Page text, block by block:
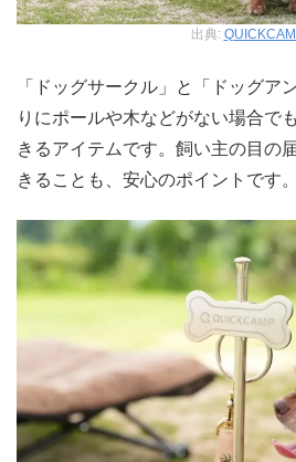
出典:
「ドッグサークル」と「ドッグア
りにポールや木などがない場合で
きるアイテムです。飼い主の目の
きることも、安心のポイントです。